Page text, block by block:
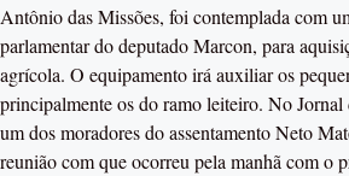
Antônio das Missões, foi contemplada com
parlamentar do deputado Marcon, para
agrícola. O equipamento irá auxiliar os
principalmente os do ramo leiteiro. No Jornal
um dos moradores do assentamento Neto
reunião com que ocorreu pela manhã com o